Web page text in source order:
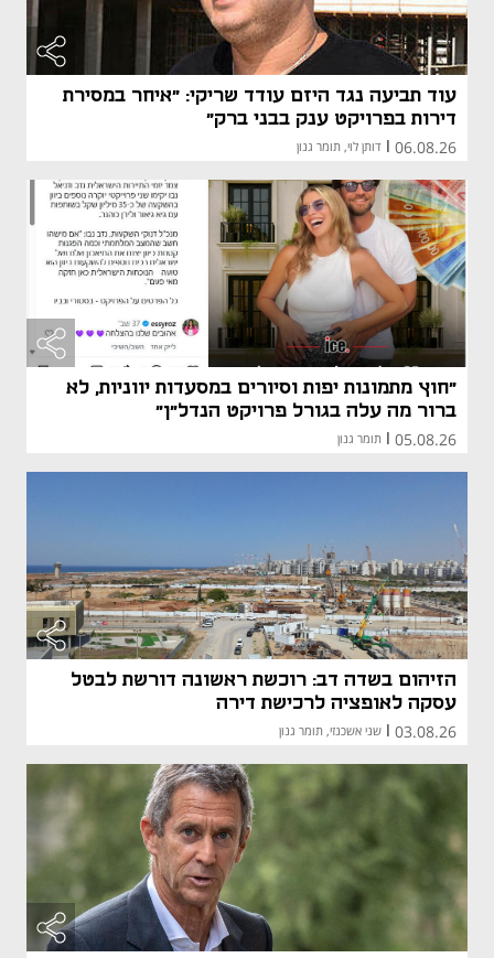
עוד תביעה נגד היזם עודד שריקי: "איחר במסירת
דירות בפרויקט ענק בבני ברק"
06.08.26 דותן לוי, תומר גנון
"חוץ מתמונות יפות וסיורים במסעדות יווניות, לא
ברור מה עלה בגורל פרויקט הנדל"ן"
05.08.26 תומר גנון
הזיהום בשדה דב: רוכשת ראשונה דורשת לבטל
עסקה לאופציה לרכישת דירה
03.08.26
| שני אשכנזי, תומר גנון